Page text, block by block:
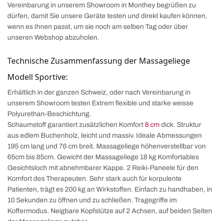
Vereinbarung in unserem Showroom in Monthey begrüßen zu
dürfen, damit Sie unsere Geräte testen und direkt kaufen können,
wenn es Ihnen passt, um sie noch am selben Tag oder über
unseren Webshop abzuholen.
Technische Zusammenfassung der Massageliege
Modell Sportive:
Erhältlich in der ganzen Schweiz, oder nach Vereinbarung in
unserem Showroom testen Extrem flexible und starke weisse
Polyurethan-Beschichtung.
Schaumstoff garantiert zusätzlichen Komfort8 cm dick. Struktur
aus edlem Buchenholz, leicht und massiv. Ideale Abmessungen
195 cm lang und 76 cm breit. Massageliege höhenverstellbar von
65cm bis 85cm. Gewicht der Massageliege 18 kg Komfortables
Gesichtsloch mit abnehmbarer Kappe. 2 Reiki-Paneele für den
Komfort des Therapeuten. Sehr stark auch für korpulente
Patienten, trägt es 200 kg an Wirkstoffen. Einfach zu handhaben, in
10 Sekunden zu öffnen und zu schließen. Tragegriffe im
Koffermodus. Neigbare Kopfstütze auf 2 Achsen, auf beiden Seiten